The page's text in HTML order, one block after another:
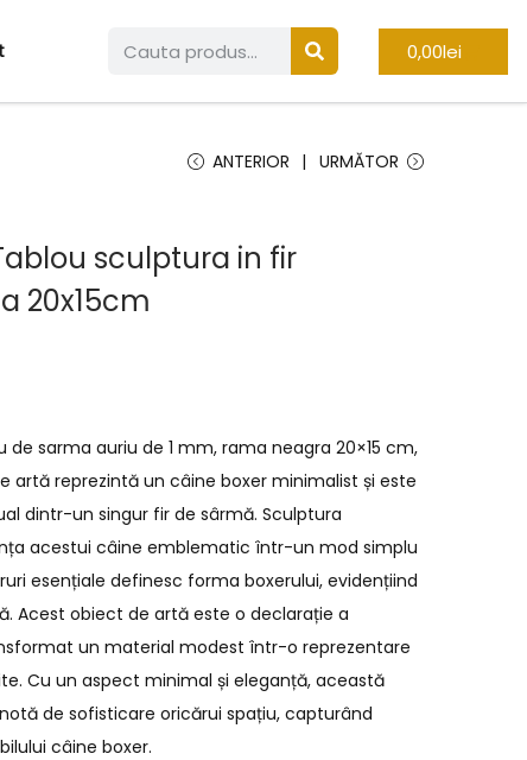
0,00lei
ANTERIOR URMĂTOR
sculptura in fir
20x15cm
sarma auriu de 1 mm, rama neagra 20×15 cm,
artă reprezintă un câine boxer minimalist și este
dintr-un singur fir de sârmă. Sculptura
acestui câine emblematic într-un mod simplu
esențiale definesc forma boxerului, evidențiind
Acest obiect de artă este o declarație a
un material modest într-o reprezentare
Cu un aspect minimal și eleganță, această
de sofisticare oricărui spațiu, capturând
câine boxer.